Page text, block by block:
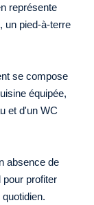
représente
un pied-à-terre
se compose
équipée,
et d'un WC
absence de
profiter